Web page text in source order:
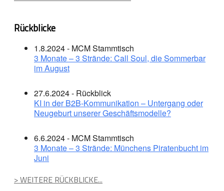
Rückblicke
1.8.2024 - MCM Stammtisch
3 Monate – 3 Strände: Call Soul, die Sommerbar
im August
27.6.2024 - Rückblick
KI in der B2B-Kommunikation – Untergang oder
Neugeburt unserer Geschäftsmodelle?
6.6.2024 - MCM Stammtisch
3 Monate – 3 Strände: Münchens Piratenbucht im
Juni
> WEITERE RÜCKBLICKE...